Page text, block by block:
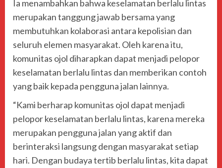
Ia menambahkan bahwa keselamatan berlalu lintas
merupakan tanggung jawab bersama yang
membutuhkan kolaborasi antara kepolisian dan
seluruh elemen masyarakat. Oleh karena itu,
komunitas ojol diharapkan dapat menjadi pelopor
keselamatan berlalu lintas dan memberikan contoh
yang baik kepada pengguna jalan lainnya.
“Kami berharap komunitas ojol dapat menjadi
pelopor keselamatan berlalu lintas, karena mereka
merupakan pengguna jalan yang aktif dan
berinteraksi langsung dengan masyarakat setiap
hari. Dengan budaya tertib berlalu lintas, kita dapat